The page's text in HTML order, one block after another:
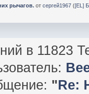
рычагов. отсергей1967 ([EL]
в 11823
"Re: